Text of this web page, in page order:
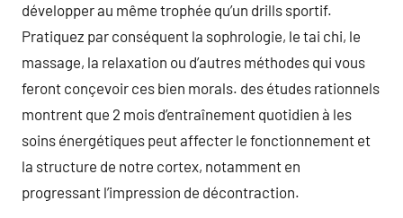
développer au même trophée qu’un drills sportif.
Pratiquez par conséquent la sophrologie, le tai chi, le
massage, la relaxation ou d’autres méthodes qui vous
feront conçevoir ces bien morals. des études rationnels
montrent que 2 mois d’entraînement quotidien à les
soins énergétiques peut affecter le fonctionnement et
la structure de notre cortex, notamment en
progressant l’impression de décontraction.